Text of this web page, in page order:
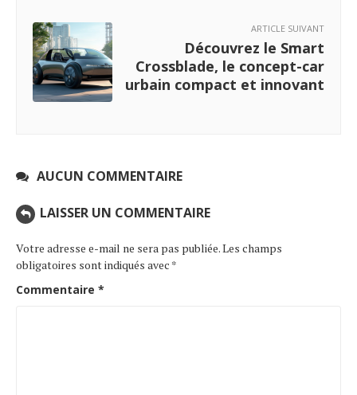
ARTICLE SUIVANT
Découvrez le Smart
Crossblade, le concept-car
urbain compact et innovant
AUCUN COMMENTAIRE
LAISSER UN COMMENTAIRE
Votre adresse e-mail ne sera pas publiée.Les champs
obligatoires sont indiqués avec *
Commentaire *